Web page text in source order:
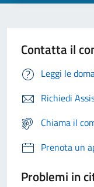
Contatta il
Leggi le
Richiedi
Chiama il
Prenota un
Problemi in